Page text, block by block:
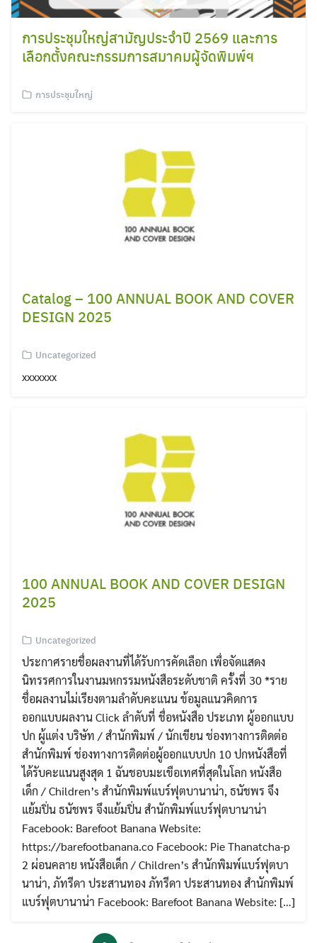
for:
การประชุมใหญ่สามัญประจำปี 2569 และการ
เลือกตั้งคณะกรรมการสมาคมผู้จัดพิมพ์ฯ
การประชุมใหญ่
Catalog – 100 ANNUAL BOOK AND COVER
DESIGN 2025
Uncategorized
xxxxxxx
100 ANNUAL BOOK AND COVER DESIGN
2025
Uncategorized
ประกาศรายชื่อผลงานที่ได้รับการคัดเลือก เพื่อจัดแสดง
นิทรรศการในงานมหกรรมหนังสือระดับชาติ ครั้งที่ 30 *ราย
ชื่อผลงานไม่เรียงตามลำดับคะแนน ข้อมูลแนวคิดการ
ออกแบบผลงาน Click ลำดับที่ ชื่อหนังสือ ประเภท ผู้ออกแบบ
ปก ผู้แต่ง บริษัท / สำนักพิมพ์ / นักเขียน ช่องทางการติดต่อ
สำนักพิมพ์ ช่องทางการติดต่อผู้ออกแบบปก 10 ปกหนังสือที่
ได้รับคะแนนสูงสุด 1 ฉันชอบมะเขือเทศที่สุดในโลก หนังสือ
เด็ก / Children’s สำนักพิมพ์แบร์ฟุตบานาน่า, ธนัชพร จึง
แย้มปิ่น ธนัชพร จึงแย้มปิ่น สำนักพิมพ์แบร์ฟุตบานาน่า
Facebook: Barefoot Banana Website:
https://barefootbanana.co Facebook: Pie Thanatcha-p
2 ผ่อนคลาย หนังสือเด็ก / Children’s สำนักพิมพ์แบร์ฟุตบา
นาน่า, ภัทรีดา ประสานทอง ภัทรีดา ประสานทอง สำนักพิมพ์
แบร์ฟุตบานาน่า Facebook: Barefoot Banana Website: […]